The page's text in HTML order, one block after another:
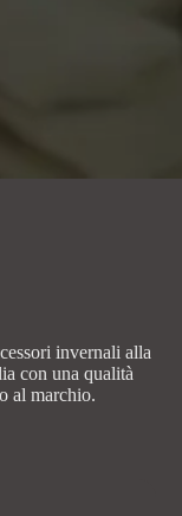
invernali alla
con una qualità
al marchio.